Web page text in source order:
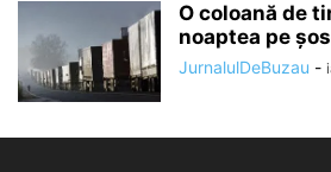
O coloană de
noaptea pe
JurnalulDeBuzau -